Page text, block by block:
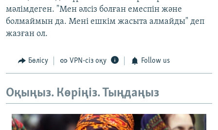
мәлімдеген. "Мен әлсіз болған емеспін және
болмаймын да. Мені ешкім жасыта алмайды" деп
жазған ол.
Бөлісу VPN-сіз оқу Follow us
Оқыңыз. Көріңіз. Тыңдаңыз